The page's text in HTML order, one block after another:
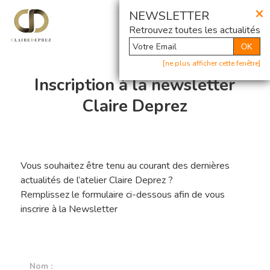
×
NEWSLETTER
Retrouvez toutes les actualités
OK
[ne plus afficher cette fenêtre]
@ Newsletter
Hit enter to search or ESC to close
Inscription à la newsletter
Claire Deprez
Vous souhaitez être tenu au courant des dernières
actualités de l’atelier Claire Deprez ?
Remplissez le formulaire ci-dessous afin de vous
inscrire à la Newsletter
Nom :